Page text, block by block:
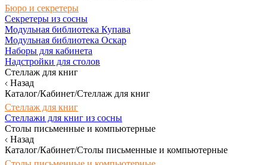
Бюро и секретеры
Секретеры из сосны
Модульная библиотека Купава
Модульная библиотека Оскар
Наборы для кабинета
Надстройки для столов
Стеллаж для книг
Назад
Каталог/Кабинет/Стеллаж для книг
Стеллаж для книг
Стеллажи для книг из сосны
Столы письменные и компьютерные
Назад
Каталог/Кабинет/Столы письменные и компьютерные